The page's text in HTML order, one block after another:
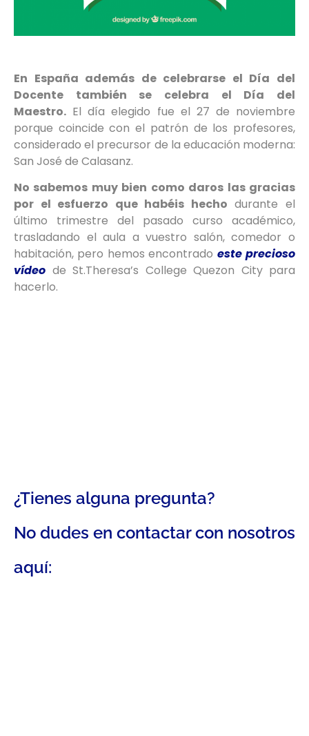
En España además de celebrarse el Día del
Docente también se celebra el Día del
Maestro. El día elegido fue el 27 de noviembre
porque coincide con el patrón de los profesores,
considerado el precursor de la educación moderna:
San José de Calasanz.
No sabemos muy bien como daros las gracias
por el esfuerzo que habéis hecho durante el
último trimestre del pasado curso académico,
trasladando el aula a vuestro salón, comedor o
habitación, pero hemos encontrado este precioso
vídeo de St.Theresa’s College Quezon City para
hacerlo.
¿Tienes alguna pregunta?
No dudes en contactar con nosotros
aquí: